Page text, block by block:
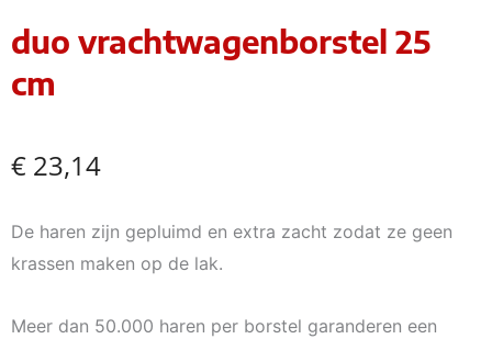
cm
aantal
duo vrachtwagenborstel 25
cm
€ 23,14
De haren zijn gepluimd en extra zacht zodat ze geen
krassen maken op de lak.
Meer dan 50.000 haren per borstel garanderen een